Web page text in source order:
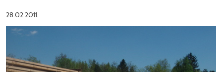
28.02.2011.